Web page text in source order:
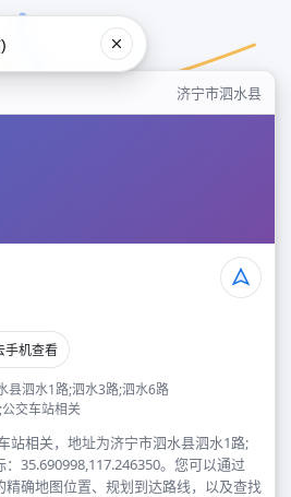
济宁市泗水县
手机查看
县泗水1路;泗水3路;泗水6路
交车站相关
站相关，地址为济宁市泗水县泗水1路;
35.690998,117.246350。您可以通过
确地图位置、规划到达路线，以及查找